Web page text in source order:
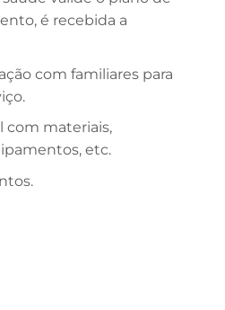
é recebida a
com familiares para
com materiais,
etc.